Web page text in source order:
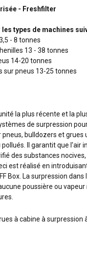
- Freshfilter
les types de machines
- 8 tonnes
13 - 38 tonnes
14-20 tonnes
sur pneus 13-25 tonnes
la plus récente et la
de surpression
pneus, bulldozers et grues
Il garantit que l'air
des substances
est réalisé en
Box. La surpression
poussière ou
à cabine à surpression